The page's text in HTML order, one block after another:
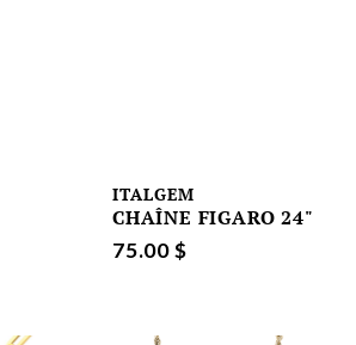
ITALGEM
CHAÎNE FIGARO 24"
75.00 $